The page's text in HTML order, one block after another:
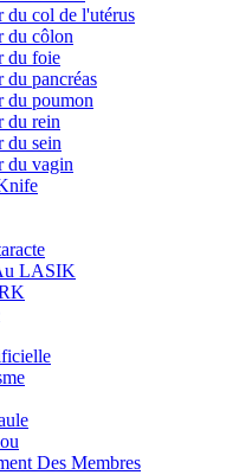
du col de l'utérus
du côlon
du foie
du pancréas
du poumon
du rein
du sein
du vagin
LASIK
Des Membres